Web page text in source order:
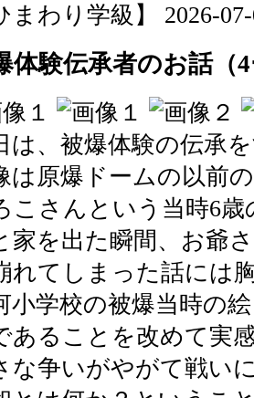
まわり学級】 2026-
体験伝承者のお話（
は、被爆体験の伝承
は原爆ドームの以前
こさんという当時6
家を出た瞬間、お爺
れてしまった話には
小学校の被爆当時の
あることを改めて実
な争いがやがて戦い